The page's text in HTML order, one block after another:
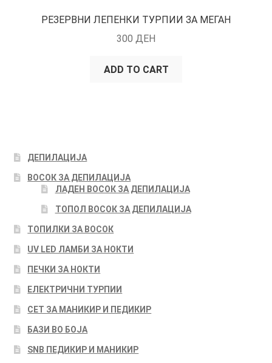
РЕЗЕРВНИ ЛЕПЕНКИ ТУРПИИ ЗА МЕГАН
300 ДЕН
ADD TO CART
ДЕПИЛАЦИЈА
ВОСОК ЗА ДЕПИЛАЦИЈА
ЛАДЕН ВОСОК ЗА ДЕПИЛАЦИЈА
ТОПОЛ ВОСОК ЗА ДЕПИЛАЦИЈА
ТОПИЛКИ ЗА ВОСОК
UV LED ЛАМБИ ЗА НОКТИ
ПЕЧКИ ЗА НОКТИ
ЕЛЕКТРИЧНИ ТУРПИИ
СЕТ ЗА МАНИКИР И ПЕДИКИР
БАЗИ ВО БОЈА
SNB ПЕДИКИР И МАНИКИР